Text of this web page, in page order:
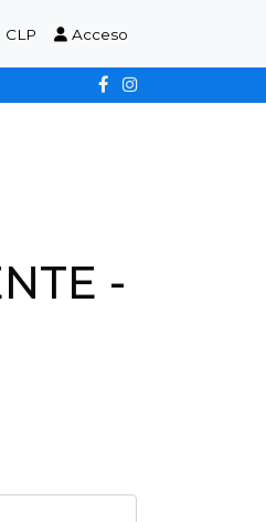
Acceso
-